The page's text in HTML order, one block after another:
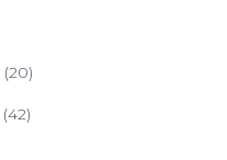
(20)
(42)